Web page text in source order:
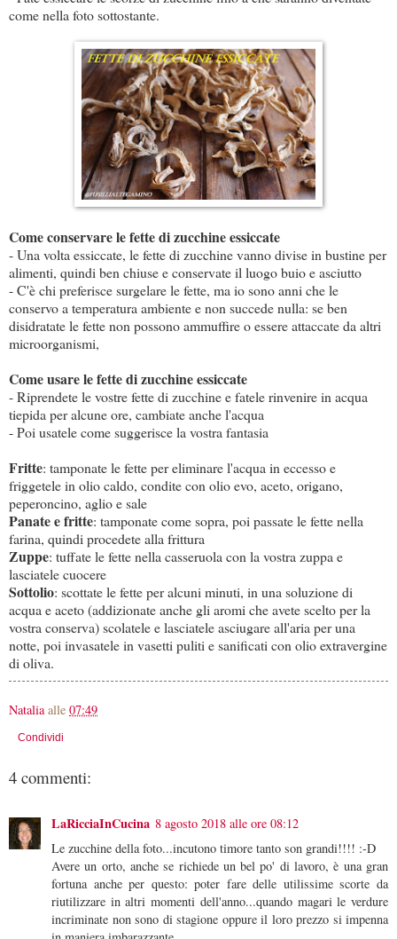
come nella foto sottostante.
Come conservare le fette di zucchine essiccate
- Una volta essiccate, le fette di zucchine vanno divise in bustine per
alimenti, quindi ben chiuse e conservate il luogo buio e asciutto
- C'è chi preferisce surgelare le fette, ma io sono anni che le
conservo a temperatura ambiente e non succede nulla: se ben
disidratate le fette non possono ammuffire o essere attaccate da altri
microorganismi,
Come usare le fette di zucchine essiccate
- Riprendete le vostre fette di zucchine e fatele rinvenire in acqua
tiepida per alcune ore, cambiate anche l'acqua
- Poi usatele come suggerisce la vostra fantasia
Fritte: tamponate le fette per eliminare l'acqua in eccesso e
friggetele in olio caldo, condite con olio evo, aceto, origano,
peperoncino, aglio e sale
Panate e fritte: tamponate come sopra, poi passate le fette nella
farina, quindi procedete alla frittura
Zuppe: tuffate le fette nella casseruola con la vostra zuppa e
lasciatele cuocere
Sottolio: scottate le fette per alcuni minuti, in una soluzione di
acqua e aceto (addizionate anche gli aromi che avete scelto per la
vostra conserva) scolatele e lasciatele asciugare all'aria per una
notte, poi invasatele in vasetti puliti e sanificati con olio extravergine
di oliva.
Natalia alle 07:49
Condividi
4 commenti:
LaRicciaInCucina 8 agosto 2018 alle ore 08:12
Le zucchine della foto...incutono timore tanto son grandi!!!! :-D
Avere un orto, anche se richiede un bel po' di lavoro, è una gran
fortuna anche per questo: poter fare delle utilissime scorte da
riutilizzare in altri momenti dell'anno...quando magari le verdure
incriminate non sono di stagione oppure il loro prezzo si impenna